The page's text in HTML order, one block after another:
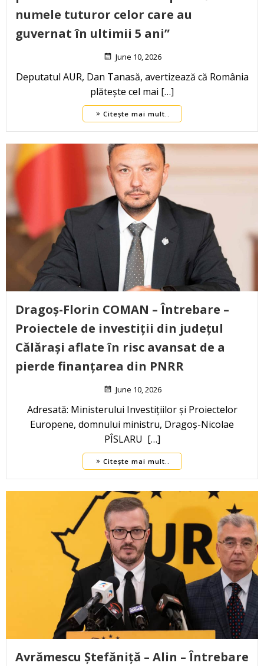
numele tuturor celor care au
guvernat în ultimii 5 ani”
June 10, 2026
Deputatul AUR, Dan Tanasă, avertizează că România
plătește cel mai […]
Citește mai mult..
Dragoș-Florin COMAN – Întrebare –
Proiectele de investiții din județul
Călărași aflate în risc avansat de a
pierde finanțarea din PNRR
June 10, 2026
Adresată: Ministerului Investițiilor și Proiectelor
Europene, domnului ministru, Dragoș-Nicolae
PÎSLARU […]
Citește mai mult..
Avrămescu Ștefăniță – Alin – Întrebare